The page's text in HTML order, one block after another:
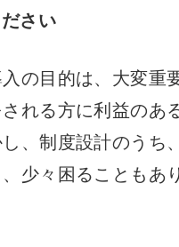
さい
の目的は、大変重
れる方に利益のあ
、制度設計のうち
少々困ることもあ